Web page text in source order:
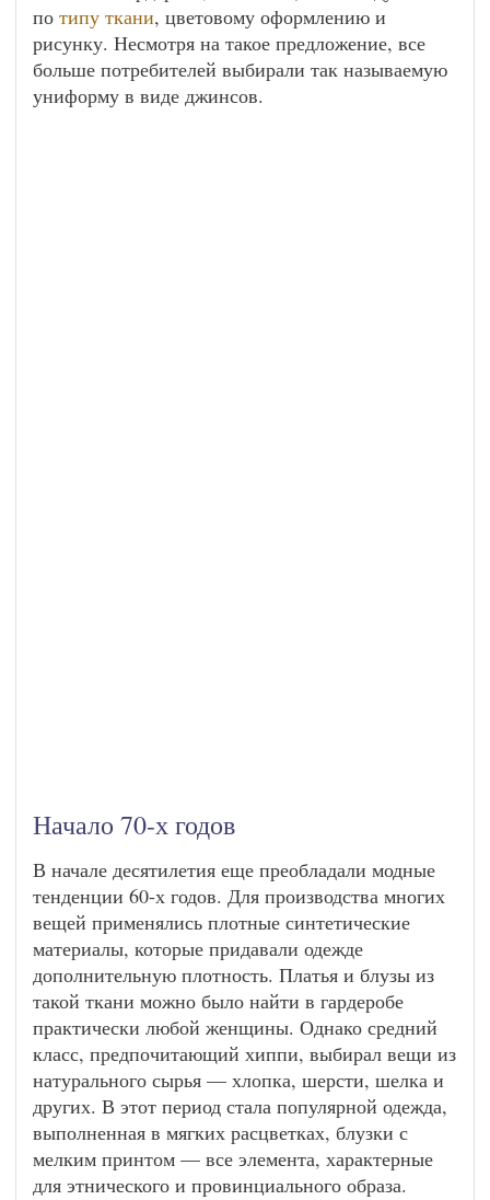
по типу ткани, цветовому оформлению и
рисунку. Несмотря на такое предложение, все
больше потребителей выбирали так называемую
униформу в виде джинсов.
Начало 70-х годов
В начале десятилетия еще преобладали модные
тенденции 60-х годов. Для производства многих
вещей применялись плотные синтетические
материалы, которые придавали одежде
дополнительную плотность. Платья и блузы из
такой ткани можно было найти в гардеробе
практически любой женщины. Однако средний
класс, предпочитающий хиппи, выбирал вещи из
натурального сырья — хлопка, шерсти, шелка и
других. В этот период стала популярной одежда,
выполненная в мягких расцветках, блузки с
мелким принтом — все элемента, характерные
для этнического и провинциального образа.